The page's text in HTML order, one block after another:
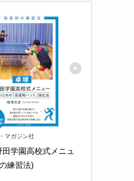
マガジン社
田学園高校式メニュ
練習法)